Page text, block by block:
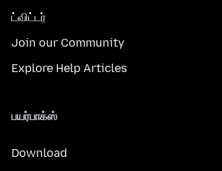
ட்விட்டர்
Join our Community
Explore Help Articles
பயர்பாக்ஸ்
Download